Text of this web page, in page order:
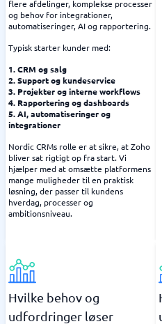
flere afdelinger, komplekse processer
og behov for integrationer,
automatiseringer, AI og rapportering.
Typisk starter kunder med:
1. CRM og salg
2. Support og kundeservice
3. Projekter og interne workflows
4. Rapportering og dashboards
5. AI, automatiseringer og
integrationer
Nordic CRMs rolle er at sikre, at Zoho
bliver sat rigtigt op fra start. Vi
hjælper med at omsætte platformens
mange muligheder til en praktisk
løsning, der passer til kundens
hverdag, processer og
ambitionsniveau.
Hvilke behov og
udfordringer løser